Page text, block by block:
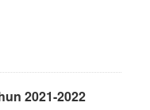
2021-2022